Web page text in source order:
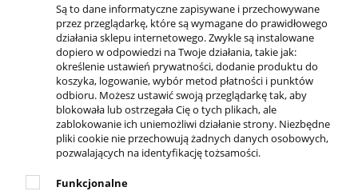
DOSTĘPNI KURIERZY
REGULAMINY
Są to dane informatyczne zapisywane i przechowywane
przez przeglądarkę, które są wymagane do prawidłowego
działania sklepu internetowego. Zwykle są instalowane
dopiero w odpowiedzi na Twoje działania, takie jak:
określenie ustawień prywatności, dodanie produktu do
koszyka, logowanie, wybór metod płatności i punktów
odbioru. Możesz ustawić swoją przeglądarkę tak, aby
blokowała lub ostrzegała Cię o tych plikach, ale
zablokowanie ich uniemożliwi działanie strony. Niezbędne
pliki cookie nie przechowują żadnych danych osobowych,
pozwalających na identyfikację tożsamości.
Funkcjonalne